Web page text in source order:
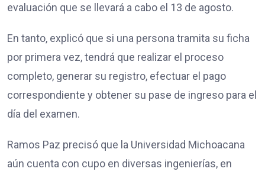
evaluación que se llevará a cabo el 13 de agosto.
En tanto, explicó que si una persona tramita su ficha
por primera vez, tendrá que realizar el proceso
completo, generar su registro, efectuar el pago
correspondiente y obtener su pase de ingreso para el
día del examen.
Ramos Paz precisó que la Universidad Michoacana
aún cuenta con cupo en diversas ingenierías, en